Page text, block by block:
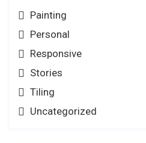
Painting
Personal
Responsive
Stories
Tiling
Uncategorized